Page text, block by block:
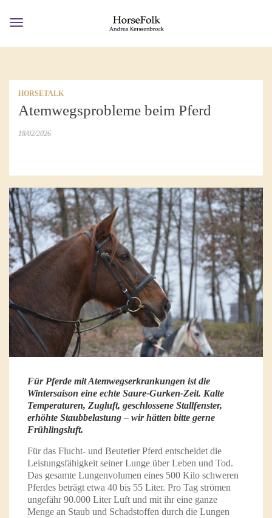
Toggle
HORSETALK
Atemwegsprobleme beim Pferd
18/02/2026
Für Pferde mit Atemwegserkrankungen ist die
Wintersaison eine echte Saure-Gurken-Zeit. Kalte
Temperaturen, Zugluft, geschlossene Stallfenster,
erhöhte Staubbelastung – wir hätten bitte gerne
Frühlingsluft.
Für das Flucht- und Beutetier Pferd entscheidet die
Leistungsfähigkeit seiner Lunge über Leben und Tod.
Das gesamte Lungenvolumen eines 500 Kilo schweren
Pferdes beträgt etwa 40 bis 55 Liter. Pro Tag strömen
ungefähr 90.000 Liter Luft und mit ihr eine ganze
Menge an Staub und Schadstoffen durch die Lungen